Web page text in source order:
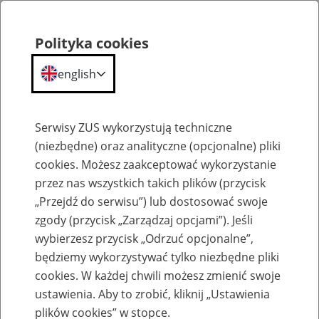
Szkolenia
Zaproś ZUS do siebie: Aktywni 50+
Polityka cookies
english
Serwisy ZUS wykorzystują techniczne
(niezbędne) oraz analityczne (opcjonalne) pliki
cookies. Możesz zaakceptować wykorzystanie
przez nas wszystkich takich plików (przycisk
„Przejdź do serwisu”) lub dostosować swoje
zgody (przycisk „Zarządzaj opcjami”). Jeśli
wybierzesz przycisk „Odrzuć opcjonalne”,
będziemy wykorzystywać tylko niezbędne pliki
cookies. W każdej chwili możesz zmienić swoje
ustawienia. Aby to zrobić, kliknij „Ustawienia
plików cookies” w stopce.